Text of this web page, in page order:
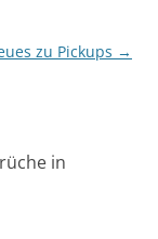
zu Pickups →
in